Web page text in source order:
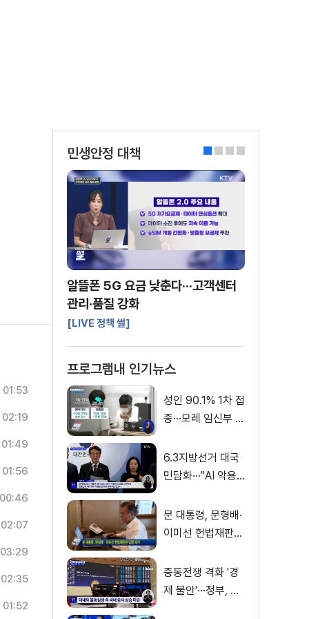
01:53
02:19
01:49
01:56
00:46
02:07
03:29
02:35
01:52
민생안정 대책 0
1
2
3
알뜰폰 5G 요금 낮춘다···고객센터
관리·품질 강화
[LIVE 정책 썰]
프로그램내 인기뉴스
성인 90.1% 1차 접
종···모레 임신부 사
6.3지방선거 대국
민담화···"AI 악용
문 대통령, 문형배·
이미선 헌법재판관
중동전쟁 격화 '경
제 불안'···정부, 금